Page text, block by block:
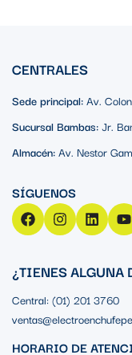
CENTRALES
Sede principal:Av.
Sucursal Bambas:Jr.
Almacén:Av. Nestor
¿TIENES ALGUNA
Central: (01) 201 3760
HORARIO DE